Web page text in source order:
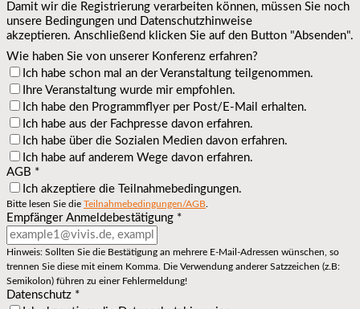
Damit wir die Registrierung verarbeiten können, müssen Sie noch
unsere Bedingungen und Datenschutzhinweise
akzeptieren. Anschließend klicken Sie auf den Button "Absenden".
Wie haben Sie von unserer Konferenz erfahren?
Ich habe schon mal an der Veranstaltung teilgenommen.
Ihre Veranstaltung wurde mir empfohlen.
Ich habe den Programmflyer per Post/E-Mail erhalten.
Ich habe aus der Fachpresse davon erfahren.
Ich habe über die Sozialen Medien davon erfahren.
Ich habe auf anderem Wege davon erfahren.
AGB *
Ich akzeptiere die Teilnahmebedingungen.
Bitte lesen Sie die Teilnahmebedingungen/AGB
Empfänger Anmeldebestätigung *
Hinweis: Sollten Sie die Bestätigung an mehrere E-Mail-Adressen wünschen, so
trennen Sie diese mit einem Komma. Die Verwendung anderer Satzzeichen (z.B:
Semikolon) führen zu einer Fehlermeldung!
Datenschutz *